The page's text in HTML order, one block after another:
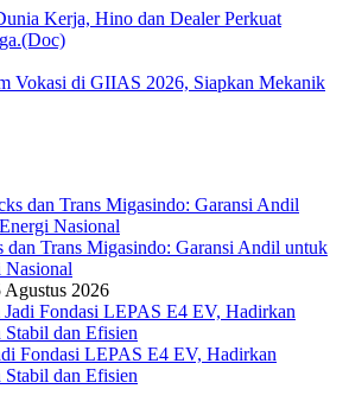
Vokasi di GIIAS 2026, Siapkan Mekanik
dan Trans Migasindo: Garansi Andil untuk
Agustus 2026
Fondasi LEPAS E4 EV, Hadirkan
dan Efisien